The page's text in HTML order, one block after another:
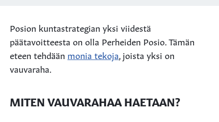
Posion kuntastrategian yksi viidestä
päätavoitteesta on olla Perheiden Posio. Tämän
eteen tehdään monia tekoja, joista yksi on
vauvaraha.
MITEN VAUVARAHAA HAETAAN?